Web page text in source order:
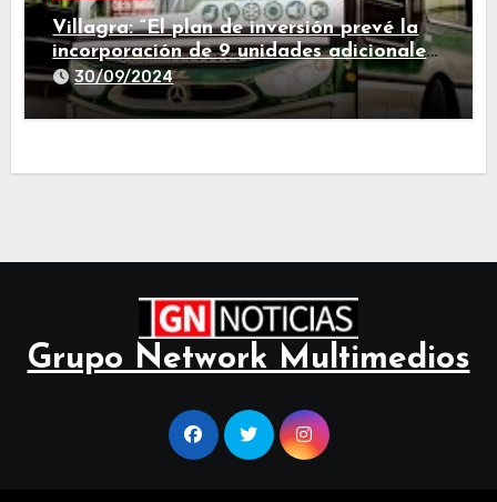
Villagra: “El plan de inversión prevé la
incorporación de 9 unidades adicionales
para 2025″
30/09/2024
Grupo Network Multimedios